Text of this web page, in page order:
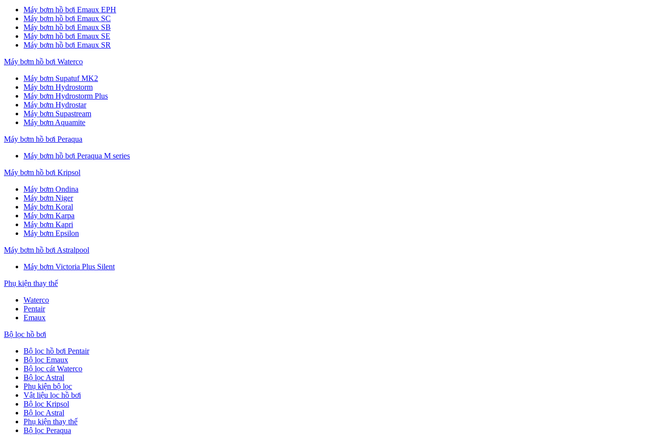
Máy bơm hồ bơi Emaux EPH
Máy bơm hồ bơi Emaux SC
Máy bơm hồ bơi Emaux SB
Máy bơm hồ bơi Emaux SE
Máy bơm hồ bơi Emaux SR
Máy bơm hồ bơi Waterco
Máy bơm Supatuf MK2
Máy bơm Hydrostorm
Máy bơm Hydrostorm Plus
Máy bơm Hydrostar
Máy bơm Supastream
Máy bơm Aquamite
Máy bơm hồ bơi Peraqua
Máy bơm hồ bơi Peraqua M series
Máy bơm hồ bơi Kripsol
Máy bơm Ondina
Máy bơm Niger
Máy bơm Koral
Máy bơm Karpa
Máy bơm Kapri
Máy bơm Epsilon
Máy bơm hồ bơi Astralpool
Máy bơm Victoria Plus Silent
Phụ kiện thay thế
Waterco
Pentair
Emaux
Bộ lọc hồ bơi
Bộ lọc hồ bơi Pentair
Bộ lọc Emaux
Bộ lọc cát Waterco
Bộ lọc Astral
Phụ kiện bộ lọc
Vật liệu lọc hồ bơi
Bộ lọc Kripsol
Bộ lọc Astral
Phụ kiện thay thế
Bộ lọc Peraqua